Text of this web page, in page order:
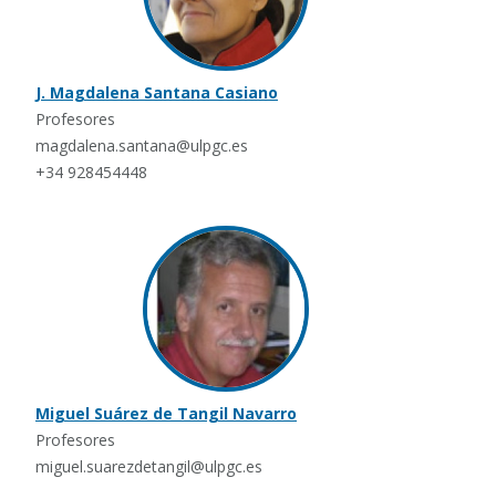
J. Magdalena Santana Casiano
Profesores
magdalena.santana@ulpgc.es
+34 928454448
Miguel Suárez de Tangil Navarro
Profesores
miguel.suarezdetangil@ulpgc.es